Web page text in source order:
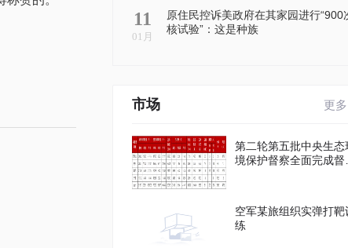
11
01月
原住民控诉美政府在其家园进行“900
核试验”：这是种族
市场 更多
第二轮第五批中央生态
境保护督察全面完成督
空军某旅组织实弹打靶
练